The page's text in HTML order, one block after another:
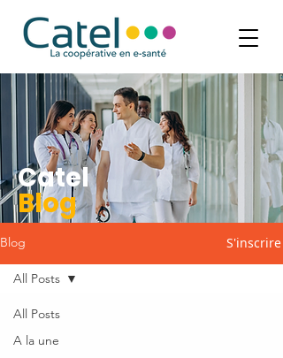
Blog S'inscrire
All Posts
A la une
All Posts
Catel
Blog